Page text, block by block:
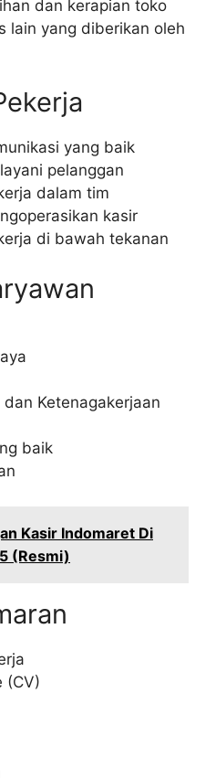
dan kerapian toko
lain yang diberikan oleh
yang baik
pelanggan
dalam tim
kasir
di bawah tekanan
dan Ketenagakerjaan
baik
Kasir Indomaret Di
(Resmi)
(CV)